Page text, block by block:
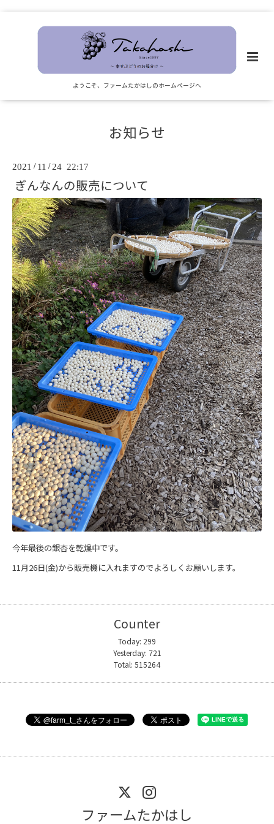
ようこそ、ファームたかはしのホームページへ
お知らせ
2021 / 11 /24 22:17
ぎんなんの販売について
今年最後の銀杏を乾燥中です。
11月26日(金)から販売機に入れますのでよろしくお願いします。
Counter
Today: 299
Yesterday: 721
Total: 515264
ファームたかはし